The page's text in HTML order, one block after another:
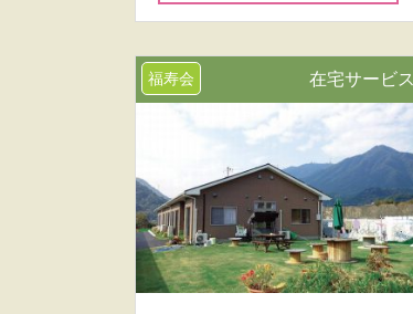
福寿会 在宅サービス